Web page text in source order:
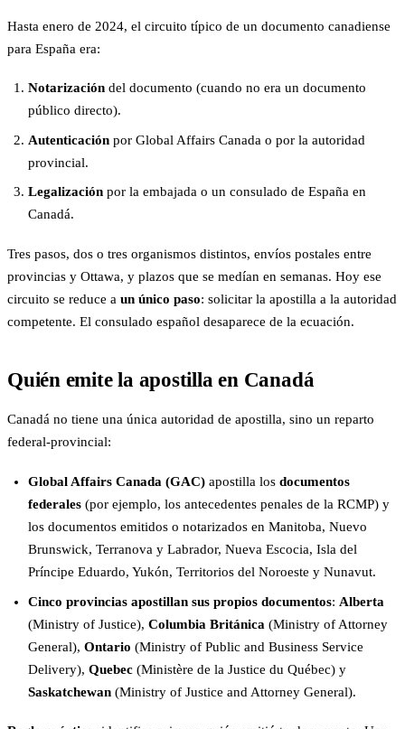
Hasta enero de 2024, el circuito típico de un documento canadiense
para España era:
Notarizacióndel documento (cuando no era un documento
público directo).
Autenticaciónpor Global Affairs Canada o por la autoridad
provincial.
Legalizaciónpor la embajada o un consulado de España en
Canadá.
Tres pasos, dos o tres organismos distintos, envíos postales entre
provincias y Ottawa, y plazos que se medían en semanas. Hoy ese
circuito se reduce a un único paso: solicitar la apostilla a la autoridad
competente. El consulado español desaparece de la ecuación.
Quién emite la apostilla en Canadá
Canadá no tiene una única autoridad de apostilla, sino un reparto
federal-provincial:
Global Affairs Canada (GAC)apostilla los documentos
federales(por ejemplo, los antecedentes penales de la RCMP) y
los documentos emitidos o notarizados en Manitoba, Nuevo
Brunswick, Terranova y Labrador, Nueva Escocia, Isla del
Príncipe Eduardo, Yukón, Territorios del Noroeste y Nunavut.
Cinco provincias apostillan sus propios documentos: Alberta
(Ministry of Justice), Columbia Británica (Ministry of Attorney
General), Ontario (Ministry of Public and Business Service
Delivery), Quebec(Ministère de la Justice du Québec) y
Saskatchewan(Ministry of Justice and Attorney General).